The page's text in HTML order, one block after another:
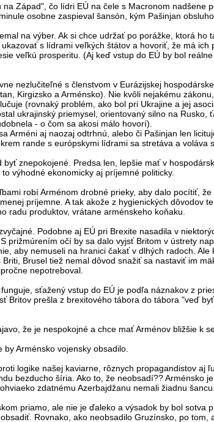
na Západ", čo lídri EÚ na čele s Macronom nadšene
osobne zaspieval šansón, kým Pašinjan
na výber. Ak si chce udržať po porážke, ktorá ho
s lídrami veľkých štátov a hovoriť, že má ich
veľkú prosperitu. (Aj keď vstup do EÚ by bol
nezlučiteľné s členstvom v Eurázijskej
Kirgizsko a Arménsko). Nie kvôli nejakému
(rovnaký problém, ako bol pri Ukrajine a jej
ukrajinský priemysel, orientovaný silno na Rusko,
- o čom sa akosi málo hovorí).
Arméni aj naozaj odtrhnú, alebo či Pašinjan len
rande s európskymi lídrami sa stretáva a voláva
byť znepokojené. Predsa len, lepšie mať v
výhodné ekonomicky aj príjemné politicky.
robí Arménom drobné prieky, aby dalo pocítiť,
príjemne. A tak akože z hygienických dôvodov
radu produktov, vrátane arménskeho koňaku.
Podobne aj EÚ pri Brexite nasadila v
prižmúrením očí by sa dalo vyjsť Britom v ústrety
aby nemuseli na hranici čakať v dlhých radoch. Ale
Briti, Brusel tiež nemal dôvod snažiť sa nastaviť im
nepotreboval.
sťažený vstup do EÚ je podľa náznakov z
Britov prešla z brexitového tábora do tábora "veď
že je nespokojné a chce mať Arménov bližšie k
Arménsko vojensky obsadilo.
logike našej kaviarne, rôznych propagandistov aj
bezducho šíria. Ako to, že neobsadí?? Arménsko
zdatnému Azerbajdžanu nemali žiadnu šancu.
priamo, ale nie je ďaleko a výsadok by bol sotva
Rovnako, ako neobsadilo Gruzínsko, po tom,